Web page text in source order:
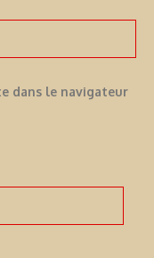
dans le navigateur